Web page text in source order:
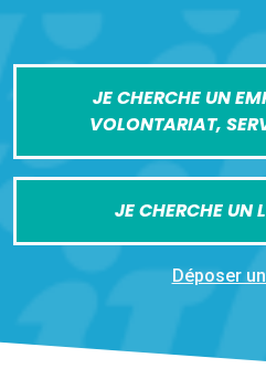
JE CHERCHE UN
VOLONTARIAT,
JE CHERCHE UN
Déposer